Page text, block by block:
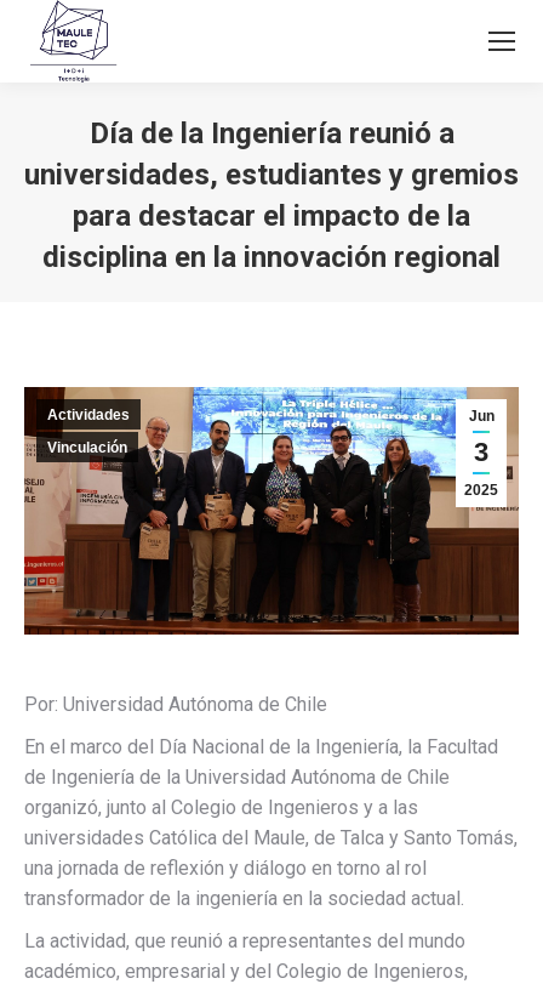
Día de la Ingeniería reunió a
universidades, estudiantes y gremios
para destacar el impacto de la
disciplina en la innovación regional
Jun
3
2025
Actividades
Vinculación
Por: Universidad Autónoma de Chile
En el marco del Día Nacional de la Ingeniería, la Facultad
de Ingeniería de la Universidad Autónoma de Chile
organizó, junto al Colegio de Ingenieros y a las
universidades Católica del Maule, de Talca y Santo Tomás,
una jornada de reflexión y diálogo en torno al rol
transformador de la ingeniería en la sociedad actual.
La actividad, que reunió a representantes del mundo
académico, empresarial y del Colegio de Ingenieros,